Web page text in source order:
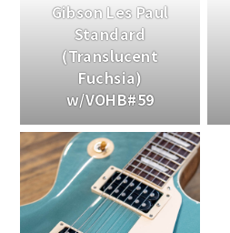
Gibson Les Paul
Standard
(Translucent
Fuchsia)
w/VOHB#59